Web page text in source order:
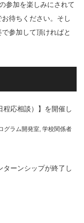
参加を楽しみにされて
待ちください。そし
参加して頂ければと
程応相談）】を開催し
グラム開発室, 学校関係者
ターンシップが終了し